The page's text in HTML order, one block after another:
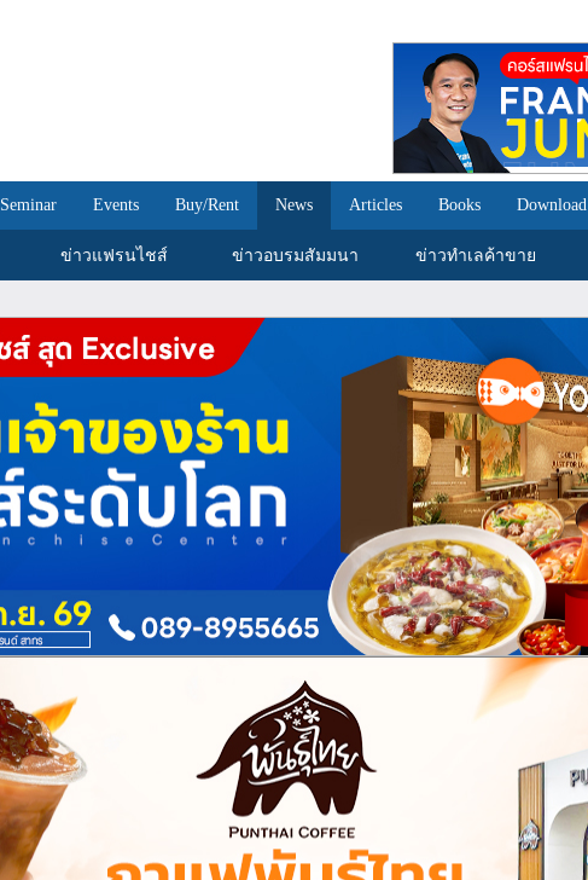
Seminar Events Buy/Rent News Articles Books Download
ข่าวแฟรนไชส์ ข่าวอบรมสัมมนา ข่าวทำเลค้าขาย